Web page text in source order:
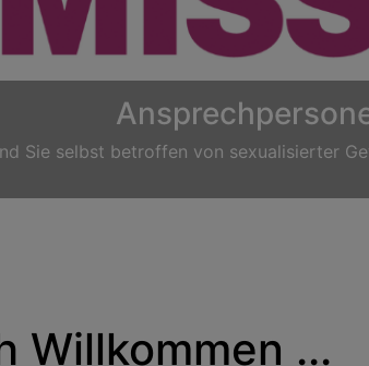
Willkommen ...